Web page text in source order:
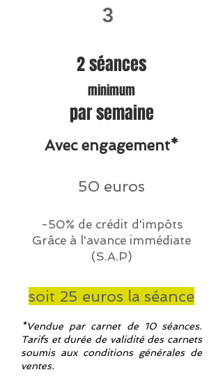
3
2 séances
minimum
par semaine
Avec engagement*
50 euros
-50% de crédit d'impôts
Grâce à l'avance immédiate
(S.A.P)
soit 25 euros la séance
*Vendue par carnet de 10 séances.
Tarifs et durée de validité des carnets
soumis aux conditions générales de
ventes.